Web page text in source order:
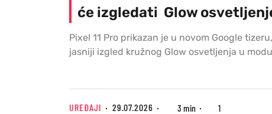
će izgledati Glow
Pixel 11 Pro prikazan je u novom Google
jasniji izgled kružnog Glow osvetljenja u
UREĐAJI 29.07.2026 3 min 1